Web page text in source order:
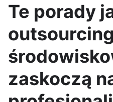
Te porady
outsourcing
zaskoczą